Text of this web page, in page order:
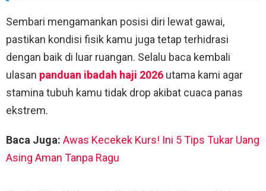
Sembari mengamankan posisi diri lewat gawai,
pastikan kondisi fisik kamu juga tetap terhidrasi
dengan baik di luar ruangan. Selalu baca kembali
ulasan panduan ibadah haji 2026 utama kami agar
stamina tubuh kamu tidak drop akibat cuaca panas
ekstrem.
Baca Juga: Awas Kecekek Kurs! Ini 5 Tips Tukar Uang
Asing Aman Tanpa Ragu